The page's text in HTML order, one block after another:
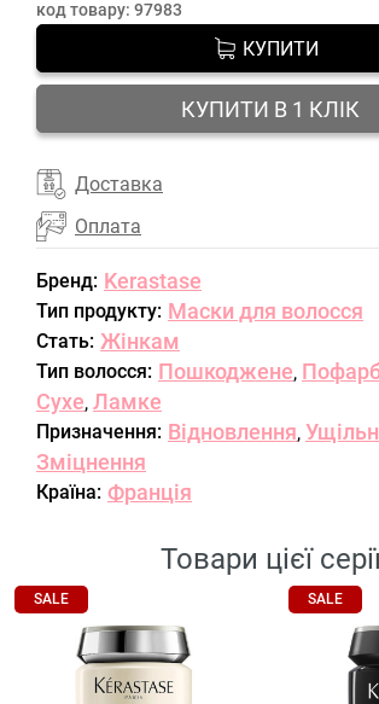
код товару: 97983
КУПИТИ
КУПИТИ В 1 КЛІК
Доставка
Оплата
Бренд: Kerastase
Тип продукту: Маски для волосся
Стать: Жінкам
Тип волосся: Пошкоджене,
Сухе, Ламке
Призначення: Відновлення,
Зміцнення
Країна: Франція
Товари цієї
SALE SALE